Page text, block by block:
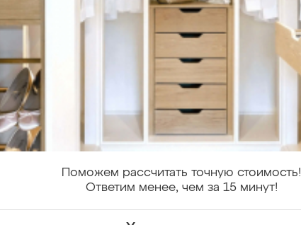
Поможем рассчитать точную стоимость!
Ответим менее, чем за 15 минут!